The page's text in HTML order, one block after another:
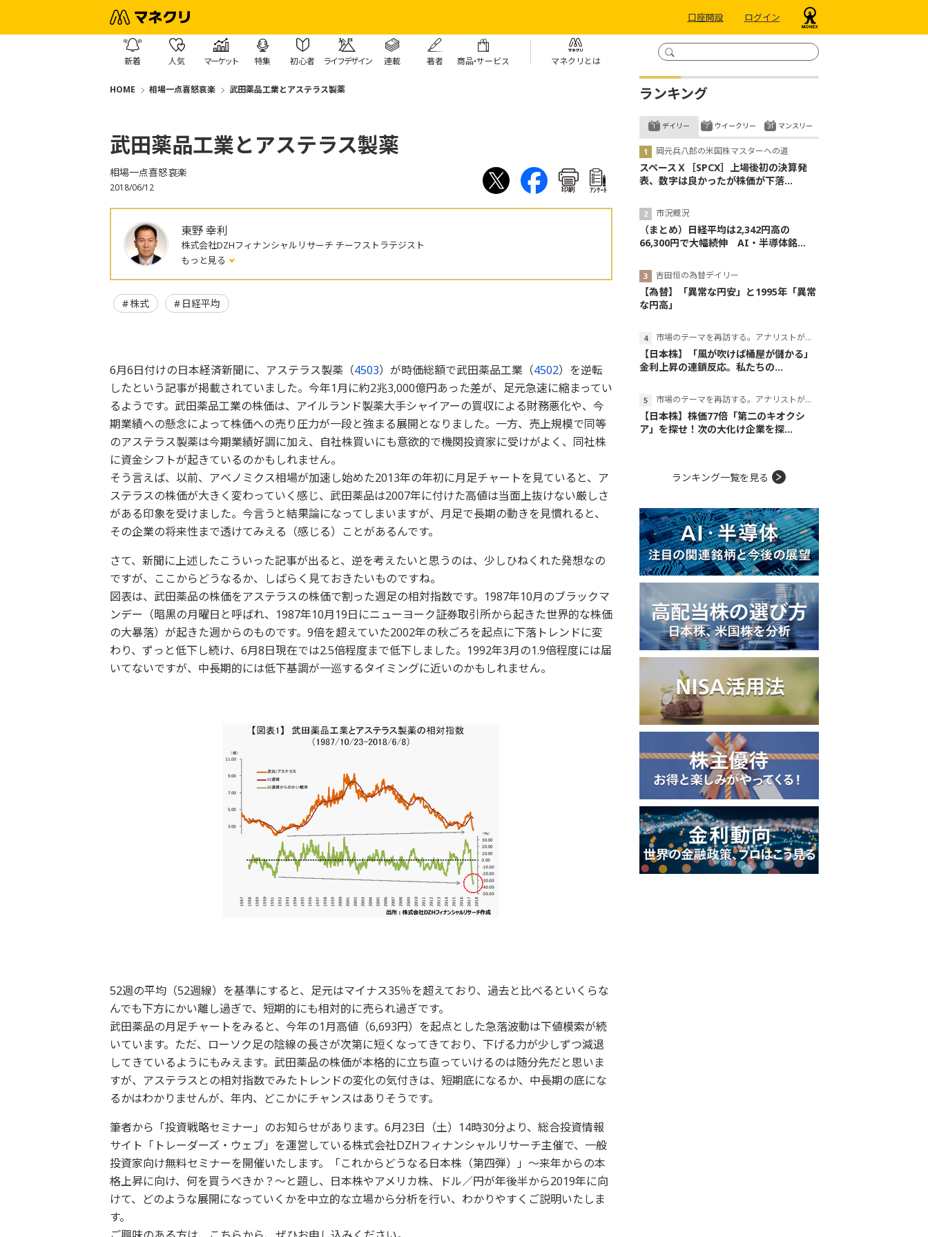
口座開設 ログイン
新着 人気 マーケット 特集 初心者 ライフデザイン 連載 著者 商品・サービス マネクリとは
HOME 相場一点喜怒哀楽 武田薬品工業とアステラス製薬
武田薬品工業とアステラス製薬
相場一点喜怒哀楽
2018/06/12 印刷 ｱﾝｹｰﾄ
東野 幸利
株式会社DZHフィナンシャルリサーチ チーフストラテジスト
もっと見る
株式 日経平均
6月6日付けの日本経済新聞に、アステラス製薬（4503）が時価総額で武田薬品工業（4502）を逆転
したという記事が掲載されていました。今年1月に約2兆3,000億円あった差が、足元急速に縮まってい
るようです。武田薬品工業の株価は、アイルランド製薬大手シャイアーの買収による財務悪化や、今
期業績への懸念によって株価への売り圧力が一段と強まる展開となりました。一方、売上規模で同等
のアステラス製薬は今期業績好調に加え、自社株買いにも意欲的で機関投資家に受けがよく、同社株
に資金シフトが起きているのかもしれません。
そう言えば、以前、アベノミクス相場が加速し始めた2013年の年初に月足チャートを見ていると、ア
ステラスの株価が大きく変わっていく感じ、武田薬品は2007年に付けた高値は当面上抜けない厳しさ
がある印象を受けました。今言うと結果論になってしまいますが、月足で長期の動きを見慣れると、
その企業の将来性まで透けてみえる（感じる）ことがあるんです。
さて、新聞に上述したこういった記事が出ると、逆を考えたいと思うのは、少しひねくれた発想なの
ですが、ここからどうなるか、しばらく見ておきたいものですね。
図表は、武田薬品の株価をアステラスの株価で割った週足の相対指数です。1987年10月のブラックマ
ンデー（暗黒の月曜日と呼ばれ、1987年10月19日にニューヨーク証券取引所から起きた世界的な株価
の大暴落）が起きた週からのものです。9倍を超えていた2002年の秋ごろを起点に下落トレンドに変
わり、ずっと低下し続け、6月8日現在では2.5倍程度まで低下しました。1992年3月の1.9倍程度には届
いてないですが、中長期的には低下基調が一巡するタイミングに近いのかもしれません。
52週の平均（52週線）を基準にすると、足元はマイナス35％を超えており、過去と比べるといくらな
んでも下方にかい離し過ぎで、短期的にも相対的に売られ過ぎです。
武田薬品の月足チャートをみると、今年の1月高値（6,693円）を起点とした急落波動は下値模索が続
いています。ただ、ローソク足の陰線の長さが次第に短くなってきており、下げる力が少しずつ減退
してきているようにもみえます。武田薬品の株価が本格的に立ち直っていけるのは随分先だと思いま
すが、アステラスとの相対指数でみたトレンドの変化の気付きは、短期底になるか、中長期の底にな
るかはわかりませんが、年内、どこかにチャンスはありそうです。
筆者から「投資戦略セミナー」のお知らせがあります。6月23日（土）14時30分より、総合投資情報
サイト「トレーダーズ・ウェブ」を運営している株式会社DZHフィナンシャルリサーチ主催で、一般
投資家向け無料セミナーを開催いたします。「これからどうなる日本株（第四弾）」～来年からの本
格上昇に向け、何を買うべきか？～と題し、日本株やアメリカ株、ドル／円が年後半から2019年に向
けて、どのような展開になっていくかを中立的な立場から分析を行い、わかりやすくご説明いたしま
す。
ランキング
デイリー
岡元兵八郎の米国株マスターへの道
スペースＸ［SPCX］上場後初の決算発
表、数字は良かったが株価が下落...
市況概況
（まとめ）日経平均は2,342円高の
66,300円で大幅続伸 AI・半導体銘...
吉田恒の為替デイリー
【為替】「異常な円安」と1995年「異常
な円高」
市場のテーマを再訪する。アナリストが読み解くテーマの本質
【日本株】「風が吹けば桶屋が儲かる」
金利上昇の連鎖反応。私たちの...
市場のテーマを再訪する。アナリストが読み解くテーマの本質
【日本株】株価77倍「第二のキオクシ
ア」を探せ！次の大化け企業を探...
ウイークリー マンスリー
ランキング一覧を見る